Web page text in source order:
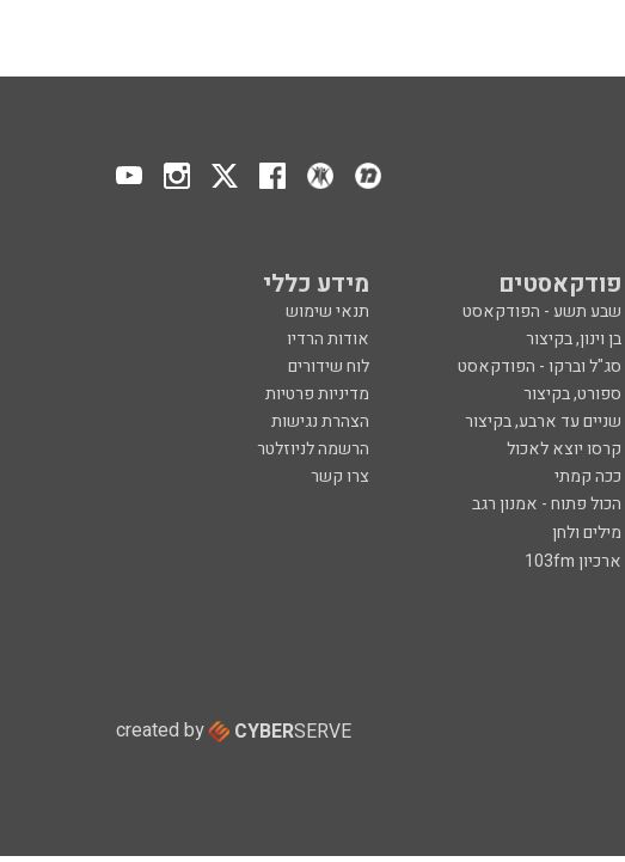
פודקאסטים מידע כללי
שבע תשע - הפודקאסט
תנאי שימוש
בן וינון, בקיצור
אודות הרדיו
סג"ל וברקו - הפודקאסט
לוח שידורים
ספורט, בקיצור
מדיניות פרטיות
שניים עד ארבע, בקיצור
הצהרת נגישות
קרסו יוצא לאכול
הרשמה לניוזלטר
ככה קמתי
צרו קשר
הכול פתוח - אמנון רגב
מילים ולחן
ארכיון 103fm
created by CYBERSERVE